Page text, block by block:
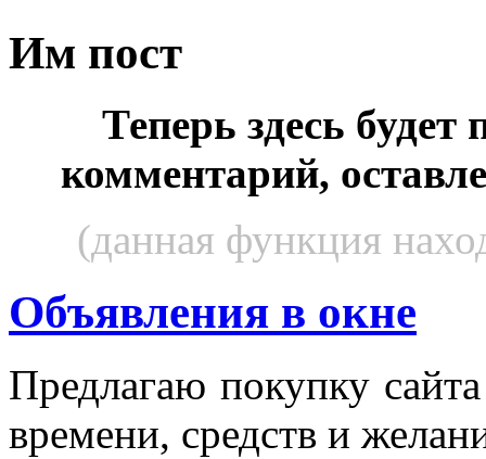
Им пост
Теперь здесь будет
комментарий,
(данная функция
Объявления в окне
Пред­ла­гаю по­куп­ку
вре­мени, средств и